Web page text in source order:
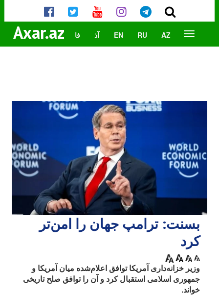
Axar.az AZ
RU
EN آذ فا
بسنت: ترامپ جهان را امن‌تر
کرد
وزیر خزانه‌داری آمریکا توافق اعلام‌شده میان آمریکا و
جمهوری اسلامی استقبال کرد و آن را توافق صلح تاریخی
خواند.